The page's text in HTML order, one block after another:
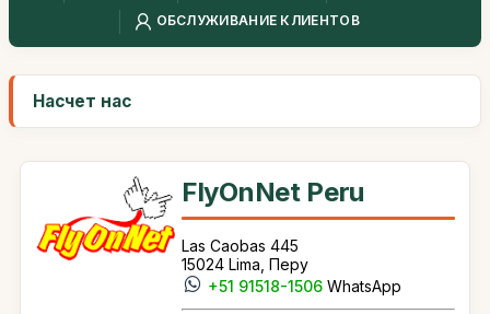
ОБСЛУЖИВАНИЕ КЛИЕНТОВ
Насчет нас
FlyOnNet Peru
Las Caobas 445
15024 Lima, Перу
+51 91518-1506 WhatsApp